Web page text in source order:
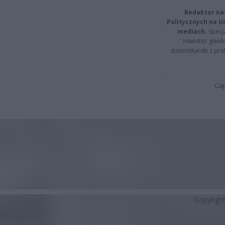
Redaktor
Politycznych na
mediach.
inwestor
dziennikarski z